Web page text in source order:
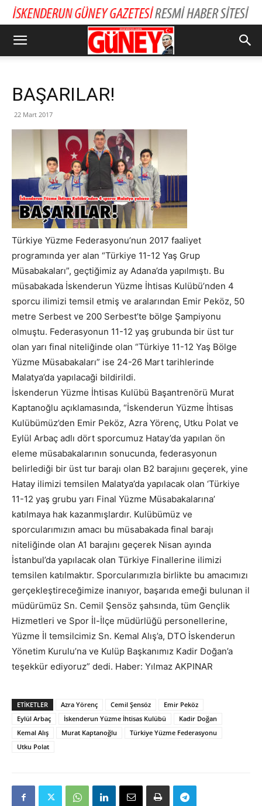
BAŞARILAR!
22 Mart 2017
Türkiye Yüzme Federasyonu’nun 2017 faaliyet
programında yer alan “Türkiye 11-12 Yaş Grup
Müsabakaları”, geçtiğimiz ay Adana’da yapılmıştı. Bu
müsabakada İskenderun Yüzme İhtisas Kulübü’nden 4
sporcu ilimizi temsil etmiş ve aralarından Emir Peköz, 50
metre Serbest ve 200 Serbest’te bölge Şampiyonu
olmuştu. Federasyonun 11-12 yaş grubunda bir üst tur
olan yarı final niteliğinde olan “Türkiye 11-12 Yaş Bölge
Yüzme Müsabakaları” ise 24-26 Mart tarihlerinde
Malatya’da yapılacaği bildirildi.
İskenderun Yüzme İhtisas Kulübü Başantrenörü Murat
Kaptanoğlu açıklamasında, “İskenderun Yüzme İhtisas
Kulübümüz’den Emir Peköz, Azra Yörenç, Utku Polat ve
Eylül Arbaç adlı dört sporcumuz Hatay’da yapılan ön
eleme müsabakalarının sonucunda, federasyonun
belirlediği bir üst tur barajı olan B2 barajıını geçerek, yine
Hatay ilimizi temsilen Malatya’da yapılacak olan ‘Türkiye
11-12 yaş grubu yarı Final Yüzme Müsabakalarına’
katılmaya hak kazanmışlardır. Kulübümüz ve
sporcularımızın amacı bu müsabakada final barajı
niteliğinde olan A1 barajını geçerek Nisan ayında
İstanbul’da yapılacak olan Türkiye Finallerine ilimizi
temsilen katılmaktır. Sporcularımızla birlikte bu amacımızı
gerçekleştireceğimize inanıyor, başarıda emeği bulunan il
müdürümüz Sn. Cemil Şensöz şahsında, tüm Gençlik
Hizmetleri ve Spor İl-İlçe müdürlüğü personellerine,
Yüzme İl temsilcimiz Sn. Kemal Alış’a, DTO İskenderun
Yönetim Kurulu’na ve Kulüp Başkanımız Kadir Doğan’a
teşekkür ediyoruz” dedi. Haber: Yılmaz AKPINAR
ETIKETLER Azra Yörenç Cemil Şensöz
Emir Peköz
Eylül Arbaç
İskenderun Yüzme İhtisas Kulübü
Kadir Doğan
Kemal Alış
Murat Kaptanoğlu
Türkiye Yüzme Federasyonu
Utku Polat